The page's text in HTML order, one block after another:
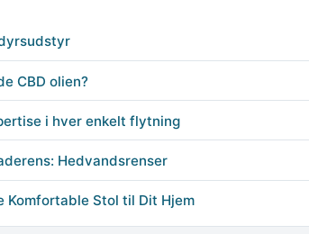
CBD olien?
i hver enkelt flytning
Hedvandsrenser
Komfortable Stol til Dit Hjem